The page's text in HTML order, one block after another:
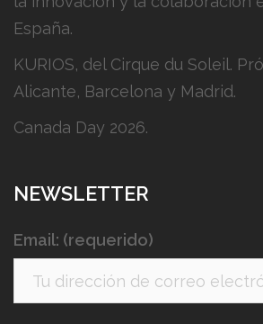
España.
KURIOS, del Cirque du Soleil.
Alicante, Barcelona y Madrid.
Canada Day 2026.
NEWSLETTER
Email: (requerido)